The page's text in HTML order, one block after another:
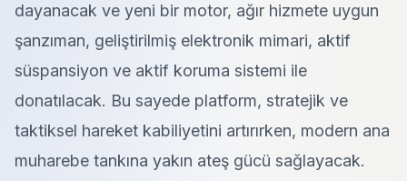
dayanacak ve yeni bir motor, ağır hizmete uygun
şanzıman, geliştirilmiş elektronik mimari, aktif
süspansiyon ve aktif koruma sistemi ile
donatılacak. Bu sayede platform, stratejik ve
taktiksel hareket kabiliyetini artırırken, modern ana
muharebe tankına yakın ateş gücü sağlayacak.